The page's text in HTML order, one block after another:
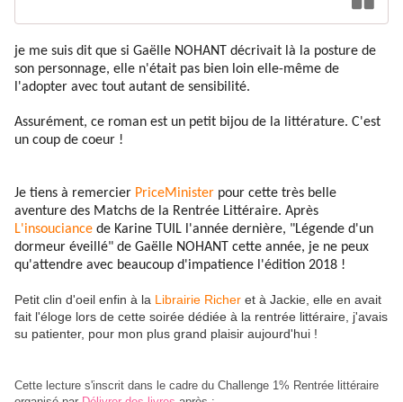
je me suis dit que si Gaëlle NOHANT décrivait là la posture de
son personnage, elle n'était pas bien loin elle-même de
l'adopter avec tout autant de sensibilité.
Assurément, ce roman est un petit bijou de la littérature. C'est
un coup de coeur !
Je tiens à remercier PriceMinister pour cette très belle
aventure des Matchs de la Rentrée Littéraire. Après
L'insouciance de Karine TUIL l'année dernière, "Légende d'un
dormeur éveillé" de Gaëlle NOHANT cette année, je ne peux
qu'attendre avec beaucoup d'impatience l'édition 2018 !
Petit clin d'oeil enfin à la Librairie Richer et à Jackie, elle en avait
fait l'éloge lors de cette soirée dédiée à la rentrée littéraire, j'avais
su patienter, pour mon plus grand plaisir aujourd'hui !
Cette lecture s'inscrit dans le cadre du Challenge 1% Rentrée littéraire